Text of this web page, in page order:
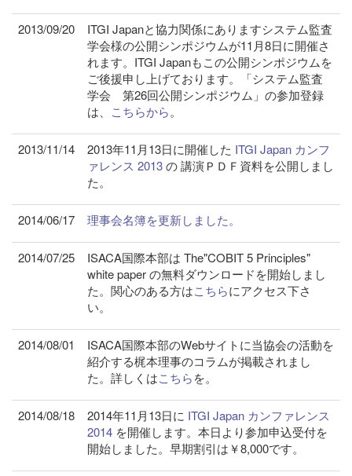
2013/09/20
ITGI Japanと協力関係にありますシステム監査
学会様の公開シンポジウムが11月8日に開催さ
れます。ITGI Japanもこの公開シンポジウムを
ご後援申し上げております。「システム監査
学会 第26回公開シンポジウム」の参加登録
は、 こちらから。
2013/11/14 2013年11月13日に開催した ITGI Japan カンフ
ァレンス 2013の 講演ＰＤＦ資料を公開しまし
た。
2014/06/17 理事会名簿を更新しました。
2014/07/25
ISACA国際本部は The"COBIT 5 Principles"
white paper の無料ダウンロードを開始しまし
た。関心のある方はこちらにアクセス下さ
い。
2014/08/01
ISACA国際本部のWebサイトに当協会の活動を
紹介する梶本理事のコラムが掲載されまし
た。詳しくはこちらを。
2014/08/18 2014年11月13日に ITGI Japan カンファレンス
2014 を開催します。本日より参加申込受付を
開始しました。早期割引は￥8,000です。